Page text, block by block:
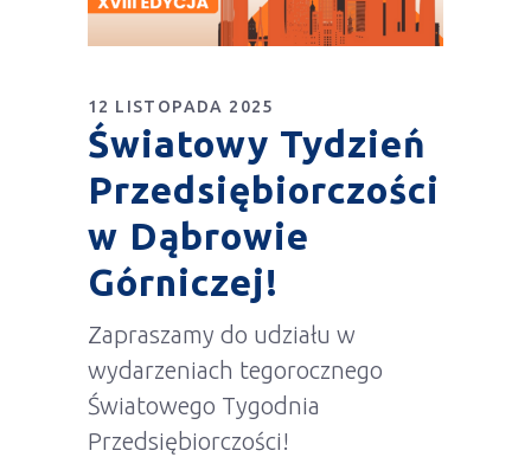
12 LISTOPADA 2025
Światowy Tydzień
Przedsiębiorczości
w Dąbrowie
Górniczej!
Zapraszamy do udziału w
wydarzeniach tegorocznego
Światowego Tygodnia
Przedsiębiorczości!